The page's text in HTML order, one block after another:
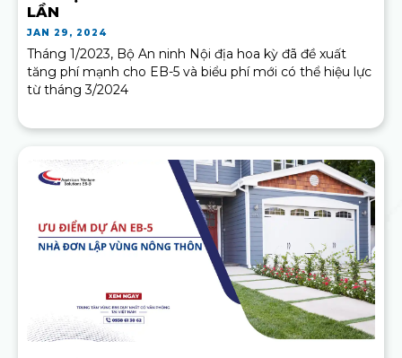
LẦN
JAN 29, 2024
Tháng 1/2023, Bộ An ninh Nội địa hoa kỳ đã đề xuất
tăng phí mạnh cho EB-5 và biểu phí mới có thể hiệu lực
từ tháng 3/2024